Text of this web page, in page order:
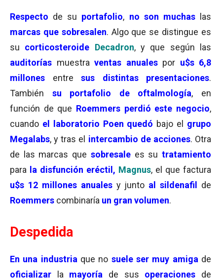
Respecto de su portafolio, no son muchas
las
marcas que sobresalen. Algo que se distingue es
su corticosteroide Decadron, y que según las
auditorías muestra ventas anualespor u$s 6,8
millones entre sus distintas presentaciones.
También su portafolio de oftalmología, en
función de que Roemmers perdió este negocio,
cuando el laboratorio Poen quedó bajo el
grupo
Megalabs, y tras el intercambio de acciones. Otra
de las marcas que sobresale es su tratamiento
para
la disfunción eréctil, Magnus, el que factura
u$s 12 millones anuales y junto al sildenafil de
Roemmers combinaría un gran volumen.
Despedida
En una industria que no suele ser muy amiga de
oficializar
la mayoría de sus operaciones de